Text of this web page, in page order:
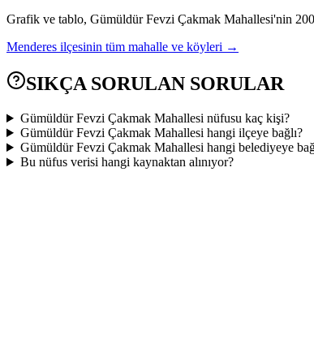
Grafik ve tablo, Gümüldür Fevzi Çakmak Mahallesi'nin
Menderes ilçesinin tüm mahalle ve köyleri →
SIKÇA SORULAN SORULAR
Gümüldür Fevzi Çakmak Mahallesi nüfusu kaç kişi?
Gümüldür Fevzi Çakmak Mahallesi hangi ilçeye bağlı?
Gümüldür Fevzi Çakmak Mahallesi hangi belediyeye
Bu nüfus verisi hangi kaynaktan alınıyor?